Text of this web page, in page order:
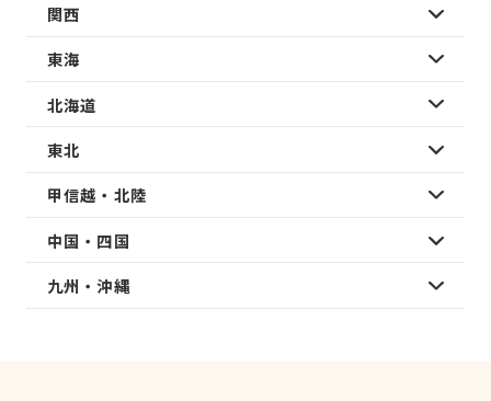
関西
東海
北海道
東北
甲信越・北陸
中国・四国
九州・沖縄